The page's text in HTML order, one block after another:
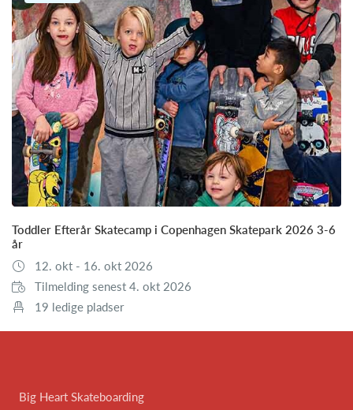
Toddler Efterår Skatecamp i Copenhagen Skatepark 2026 3-6
år
12. okt - 16. okt 2026
Tilmelding senest 4. okt 2026
19 ledige pladser
Big Heart Skateboarding